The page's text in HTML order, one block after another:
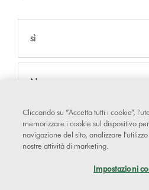
sì
No
Consultare la guida passo
sostituire il rullo morbido
Cliccando su “Accetta tutti i cookie”,
memorizzare i cookie sul dispositivo
navigazione del sito, analizzare
nostre attività di marketing.
Impostazioni